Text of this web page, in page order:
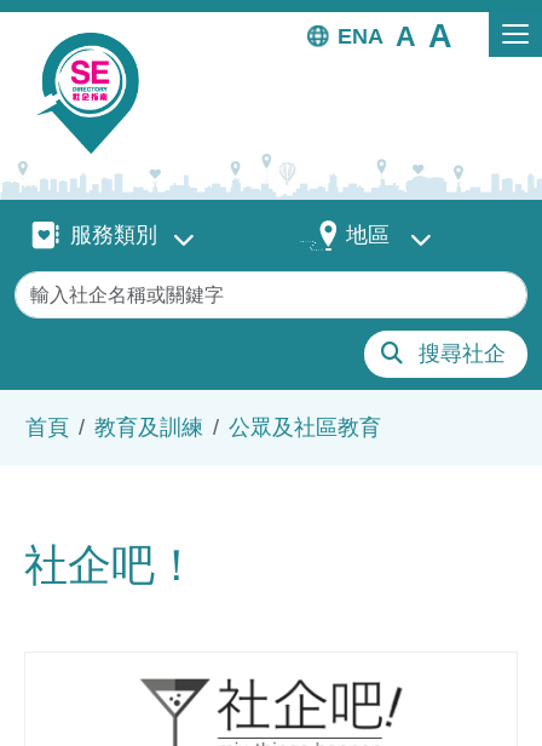
移至主內容
EN
服務類別服務類別 地區 地區
關鍵字
搜尋社企
首頁 教育及訓練 公眾及社區教育
社企吧！